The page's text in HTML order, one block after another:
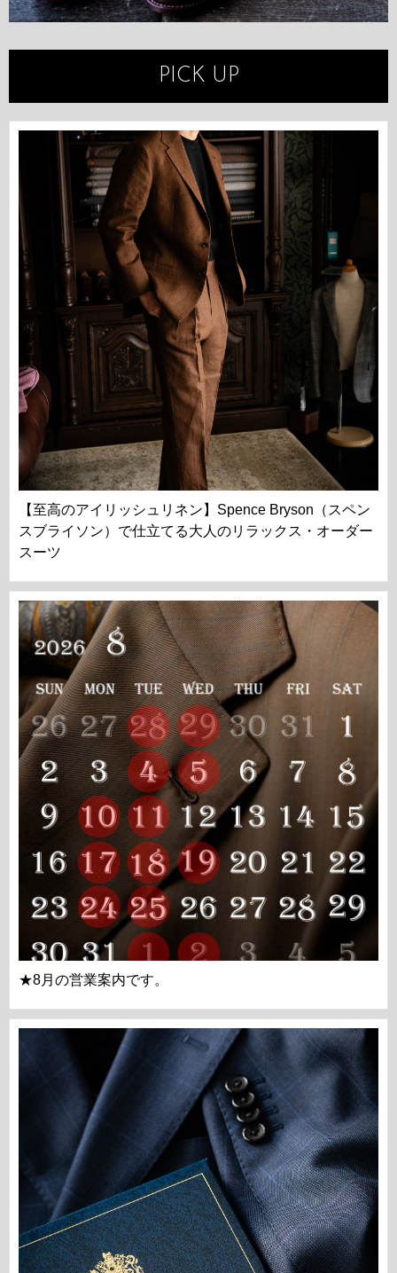
PICK UP
【至高のアイリッシュリネン】Spence Bryson（スペン
スブライソン）で仕立てる大人のリラックス・オーダー
スーツ
★8月の営業案内です。